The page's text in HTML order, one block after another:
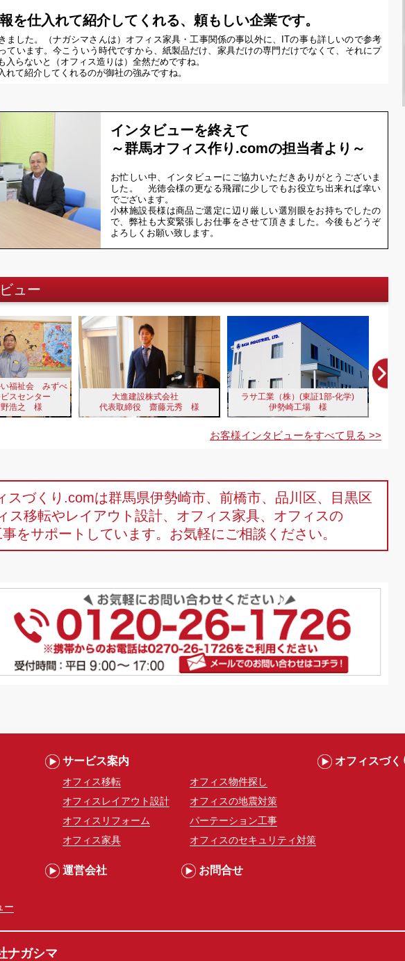
を仕入れて紹介してくれる、頼もしい企業です。
ました。（ナガシマさんは）オフィス家具・工事関係の事以外に、ITの事も詳しいので参考
ています。今こういう時代ですから、紙製品だけ、家具だけの専門だけでなくて、それにプ
入らないと（オフィス造りは）全然だめですね。
れて紹介してくれるのが御社の強みですね。
インタビューを終えて
～群馬オフィス作り.comの担当者より～
お忙しい中、インタビューにご協力いただきありがとうございま
した。 光徳会様の更なる飛躍に少しでもお役立ち出来れば幸い
でございます。
小林施設長様は商品ご選定に辺り厳しい選別眼をお持ちでしたの
で、弊社も大変緊張しお仕事をさせて頂きました。今後もどうぞ
よろしくお願い致します。
ュー
い福祉会 みずべ
スセンター
浩之 様
大進建設株式会社
代表取締役 齋藤元秀 様
ラサ工業（株）(東証1部-化学)
伊勢崎工場 様
お客様インタビューをすべて見る >>
スづくり.comは群馬県伊勢崎市、前橋市、品川区、目黒区
ス移転やレイアウト設計、オフィス家具、オフィスの
をサポートしています。お気軽にご相談ください。
サービス案内
オフィス移転
オフィス物件探し
オフィスレイアウト設計
オフィスの地震対策
オフィスリフォーム
パーテーション工事
オフィス家具
オフィスのセキュリティ対策
オフィスづく
ー
運営会社 お問合せ
ナガシマ